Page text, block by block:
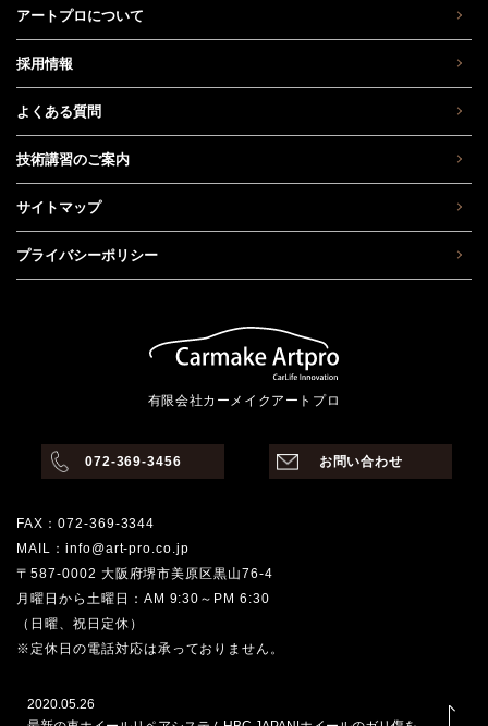
アートプロについて
採用情報
よくある質問
技術講習のご案内
サイトマップ
プライバシーポリシー
有限会社カーメイクアートプロ
072-369-3456 お問い合わせ
FAX：072-369-3344
MAIL：info@art-pro.co.jp
〒587-0002 大阪府堺市美原区黒山76-4
月曜日から土曜日：AM 9:30～PM 6:30
（日曜、祝日定休）
※定休日の電話対応は承っておりません。
2020.05.26